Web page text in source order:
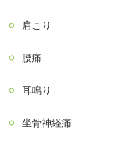
肩こり
腰痛
耳鳴り
坐骨神経痛